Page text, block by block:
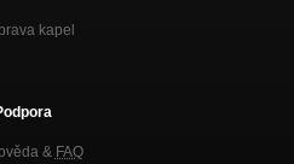
kapel
& FAQ